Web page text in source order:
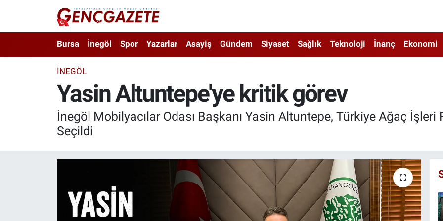
Bursa İnegöl Spor Yazarlar Asayiş Gündem Siyaset Sağlık Teknoloji İnanç Ekonomi
İNEGÖL
Yasin Altuntepe'ye kritik görev
İnegöl Mobilyacılar Odası Başkanı Yasin Altuntepe, Türkiye Ağaç
Seçildi
3.SAYFA
Nöbetçi Eczaneler
Trafik Durumu
Süper Lig Puan Durumu ve Fikstür
Tüm Manşetler